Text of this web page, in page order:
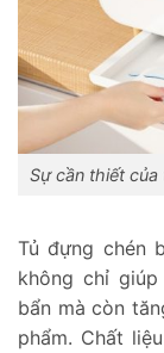
Sự cần thiết của
Tủ đựng chén
không chỉ
bẩn mà còn
phẩm. Chất